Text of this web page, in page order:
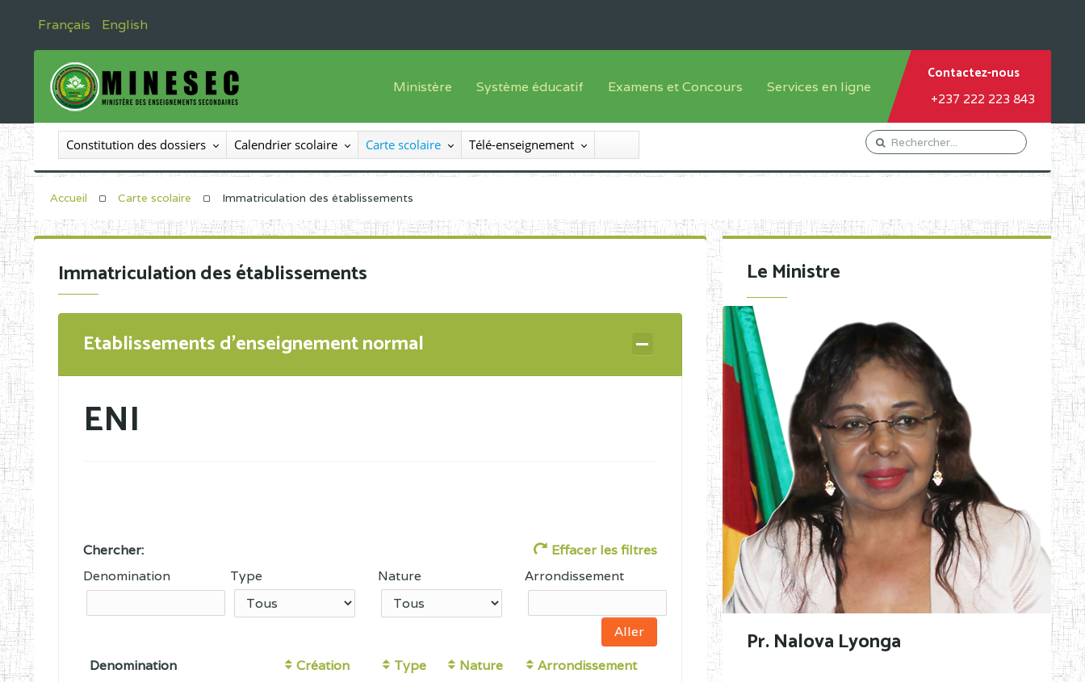
Français English
Ministère
Le Ministre
Le SEESEN
Inspection Générale des Enseignements
Organigramme
Système éducatif
Offre de formation
Sous système francophone
Progammes d'études
Examens et Concours
Inscriptions
Liste des candidats
Diplômes disponibles
Services en ligne
Orientation Conseil
Gestion du Personnel
Demande de subvention
Contactez-nous
+237 222 223 843
Constitution des dossiers Calendrier scolaire Carte scolaire Télé-enseignement
Accueil Carte scolaire Immatriculation des établissements
Immatriculation des établissements
Etablissements d'enseignement normal
ENI
Chercher:
Effacer les filtres
Denomination
Type Nature Arrondissement
Denomination Création Type Nature Arrondissement
Le Ministre
Pr. Nalova Lyonga